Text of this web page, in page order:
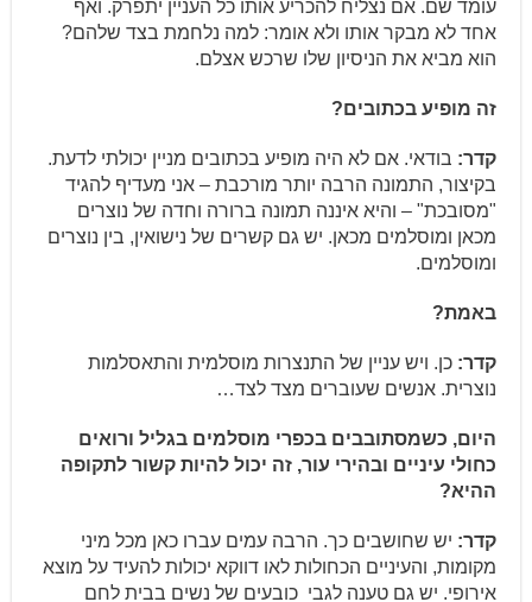
עומד שם. אם נצליח להכריע אותו כל העניין יתפרק. ואף
אחד לא מבקר אותו ולא אומר: למה נלחמת בצד שלהם?
הוא מביא את הניסיון שלו שרכש אצלם.
זה מופיע בכתובים?
קדר: בודאי. אם לא היה מופיע בכתובים מניין יכולתי לדעת.
בקיצור, התמונה הרבה יותר מורכבת – אני מעדיף להגיד
"מסובכת" – והיא איננה תמונה ברורה וחדה של נוצרים
מכאן ומוסלמים מכאן. יש גם קשרים של נישואין, בין נוצרים
ומוסלמים.
באמת?
קדר: כן. ויש עניין של התנצרות מוסלמית והתאסלמות
נוצרית. אנשים שעוברים מצד לצד…
היום, כשמסתובבים בכפרי מוסלמים בגליל ורואים
כחולי עיניים ובהירי עור, זה יכול להיות קשור לתקופה
ההיא?
קדר: יש שחושבים כך. הרבה עמים עברו כאן מכל מיני
מקומות, והעיניים הכחולות לאו דווקא יכולות להעיד על מוצא
אירופי. יש גם טענה לגבי כובעים של נשים בבית לחם